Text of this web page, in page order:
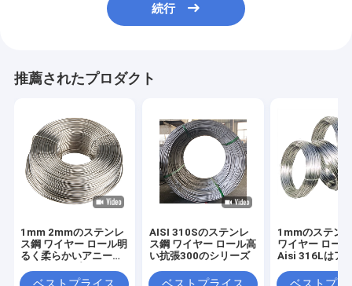
続行
推薦されたプロダクト
1mm 2mmのステンレ
ス鋼 ワイヤー ロール明
るく柔らかいアニール
AISI 310Sのステンレ
ス鋼 ワイヤー ロール高
い抗張300のシリーズ
1mmのステン
ワイヤー ロー
Aisi 316Lはア